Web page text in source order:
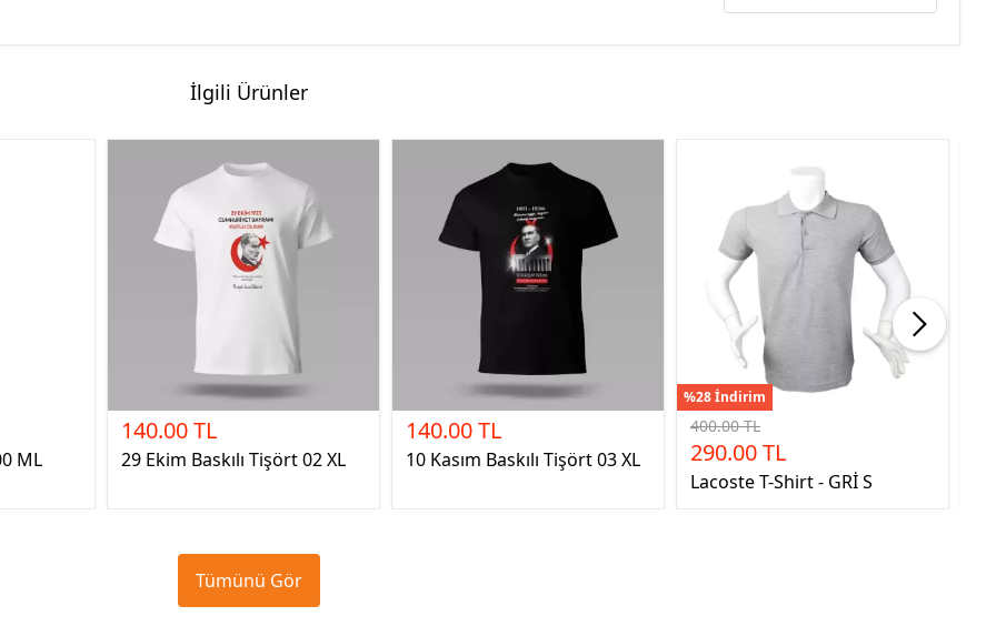
İlgili Ürünler
ML
140.00 TL
29 Ekim Baskılı Tişört 02 XL
140.00 TL
10 Kasım Baskılı Tişört 03 XL
%28 İndirim
400.00 TL
290.00 TL
Lacoste T-Shirt - GRİ S
Tümünü Gör